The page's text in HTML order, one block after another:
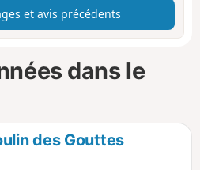
et avis précédents
dans le
des Gouttes